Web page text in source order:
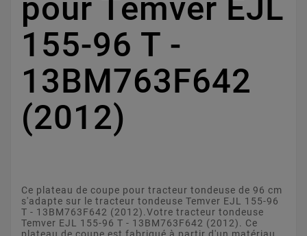
pour Temver EJL
155-96 T -
13BM763F642
(2012)
Ce plateau de coupe pour tracteur tondeuse de 96 cm
s'adapte sur le tracteur tondeuse Temver EJL 155-96
T - 13BM763F642 (2012).Votre tracteur tondeuse
Temver EJL 155-96 T - 13BM763F642 (2012). Ce